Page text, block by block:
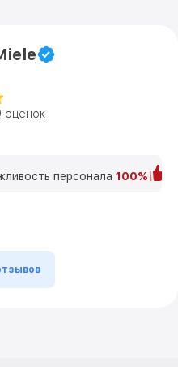
оценок
персонала 100%